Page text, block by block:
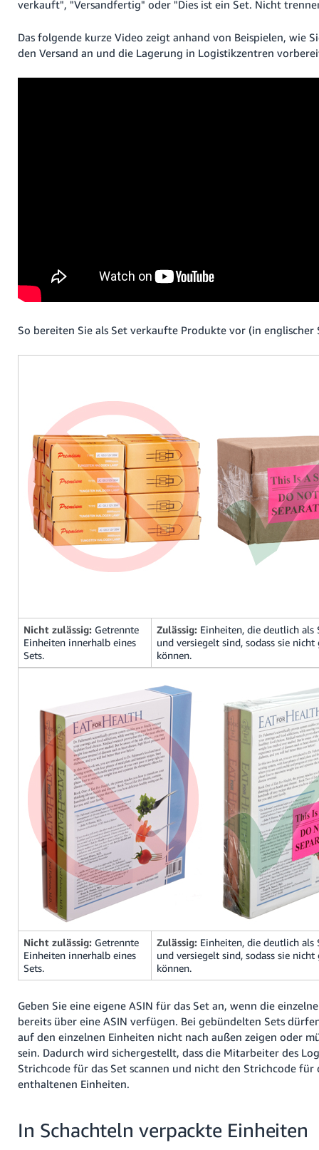
verkauft", "Versandfertig" oder "Dies ist ein Set. Nicht
Das folgende kurze Video zeigt anhand von Beispielen, wie
den Versand an und die Lagerung in Logistikzentren
So bereiten Sie als Set verkaufte Produkte vor (in englischer
Nicht zulässig: Getrennte
Einheiten innerhalb eines
Sets.
Zulässig: Einheiten, die deutlich als
und versiegelt sind, sodass sie
können.
Nicht zulässig: Getrennte
Einheiten innerhalb eines
Sets.
Zulässig: Einheiten, die deutlich als
und versiegelt sind, sodass sie
können.
Geben Sie eine eigene ASIN für das Set an, wenn die
bereits über eine ASIN verfügen. Bei gebündelten Sets
auf den einzelnen Einheiten nicht nach außen zeigen oder
sein. Dadurch wird sichergestellt, dass die Mitarbeiter des
Strichcode für das Set scannen und nicht den Strichcode für
enthaltenen Einheiten.
In Schachteln verpackte Einheiten